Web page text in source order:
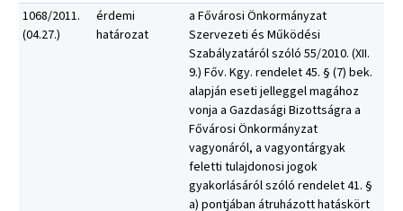
1068/2011.
(04.27.)
érdemi
határozat
a Fővárosi Önkormányzat
Szervezeti és Működési
Szabályzatáról szóló 55/2010. (XII.
9.) Főv. Kgy. rendelet 45. § (7) bek.
alapján eseti jelleggel magához
vonja a Gazdasági Bizottságra a
Fővárosi Önkormányzat
vagyonáról, a vagyontárgyak
feletti tulajdonosi jogok
gyakorlásáról szóló rendelet 41. §
a) pontjában átruházott hatáskört